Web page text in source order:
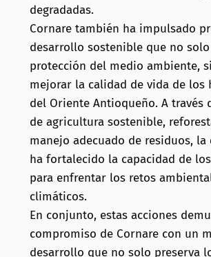
degradadas.
Cornare también ha impulsado
desarrollo sostenible que no
protección del medio ambiente,
mejorar la calidad de vida de los
del Oriente Antioqueño. A través
de agricultura sostenible,
manejo adecuado de residuos, la
ha fortalecido la capacidad de
para enfrentar los retos
climáticos.
En conjunto, estas acciones
compromiso de Cornare con un
desarrollo que no solo preserva